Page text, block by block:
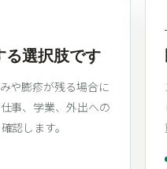
る選択肢です
や膨疹が残る場合に
事、学業、外出への
認します。